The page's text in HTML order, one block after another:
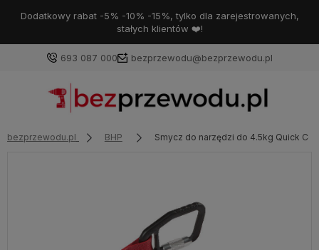
Dodatkowy rabat -5% -10% -15%, tylko dla zarejestrowanych,
stałych klientów ❤️!
693 087 000 bezprzewodu@bezprzewodu.pl
bezprzewodu.pl BHP Smycz do narzędzi do 4.5kg Quick